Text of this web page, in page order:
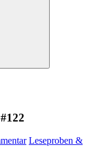
Leseproben &